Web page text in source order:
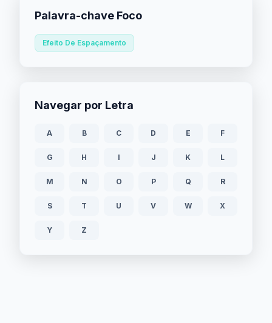
Palavra-chave Foco
Efeito De Espaçamento
Navegar por Letra
A B C D E F
G H I J K L
M N O P Q R
S T U V W X
Y Z